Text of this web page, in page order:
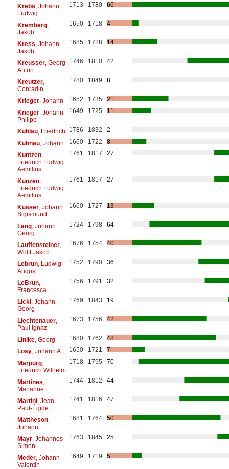
Krebs , Johann
Ludwig
1713 1780 66
Kremberg,
Jakob
1650 1718 4
Kress , Johann
Jakob
1685 1728 14
Kreusser, Georg
Anton
1746 1810 42
Kreutzer,
Conradin
1780 1849 8
Krieger, Johann 1652 1735
21
Krieger, Johann
Philipp
1649 1725 11
Kuhlau, Friedrich 1786 1832
2
Kuhnau, Johann 1660 1722
8
Kuntzen,
Friedrich Ludwig
Aemilius
1761 1817 27
Kunzen,
Friedrich Ludwig
Aemilius
1761 1817 27
Kusser, Johann
Sigismund
1660 1727 13
Lang, Johann
Georg
1724 1798 64
Lauffensteiner,
Wolff Jakob
1676 1754 40
Lebrun, Ludwig
August
1752 1790 36
LeBrun,
Francesca
1756 1791 32
Lickl, Johann
Georg
1769 1843 19
Liechtenauer,
Paul Ignaz
1673 1756 42
Linike, Georg 1680 1762
48
Losy, Johann A. 1650 1721
7
Marpurg,
Friedrich Wilhelm
1718 1795 70
Martines
Marianne
1744 1812 44
Martini, Jean-
Paul-Égide
1741 1816 47
Mattheson,
Johann
1681 1764 50
Mayr, Johannes
Simon
1763 1845 25
Meder, Johann
Valentin
1649 1719 5